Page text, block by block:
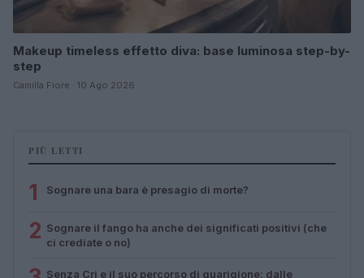
Makeup timeless effetto diva: base luminosa step-by-
step
Camilla Fiore · 10 Ago 2026
PIÙ LETTI
1 Sognare una bara è presagio di morte?
2 Sognare il fango ha anche dei significati positivi (che
ci crediate o no)
Senza Cri e il suo percorso di guarigione: dalle